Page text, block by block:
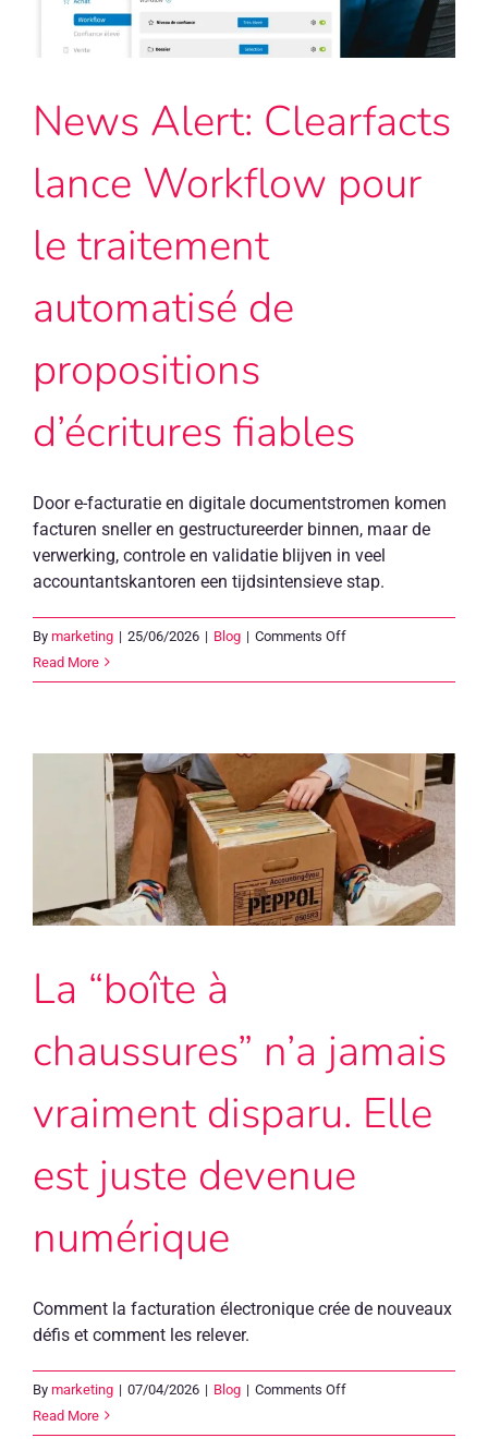
News Alert: Clearfacts
lance Workflow pour
le traitement
automatisé de
propositions
d’écritures fiables
Door e-facturatie en digitale documentstromen komen
facturen sneller en gestructureerder binnen, maar de
verwerking, controle en validatie blijven in veel
accountantskantoren een tijdsintensieve stap.
By marketing | 25/06/2026 | Blog | Comments Offon
Alert:
Workflow
pour
le
traitement
automatisé
de
propositions
Read More
La “boîte à
chaussures” n’a jamais
vraiment disparu. Elle
est juste devenue
numérique
Comment la facturation électronique crée de nouveaux
défis et comment les relever.
By marketing | 07/04/2026 | Blog | Comments Offon
“boîte
Read More